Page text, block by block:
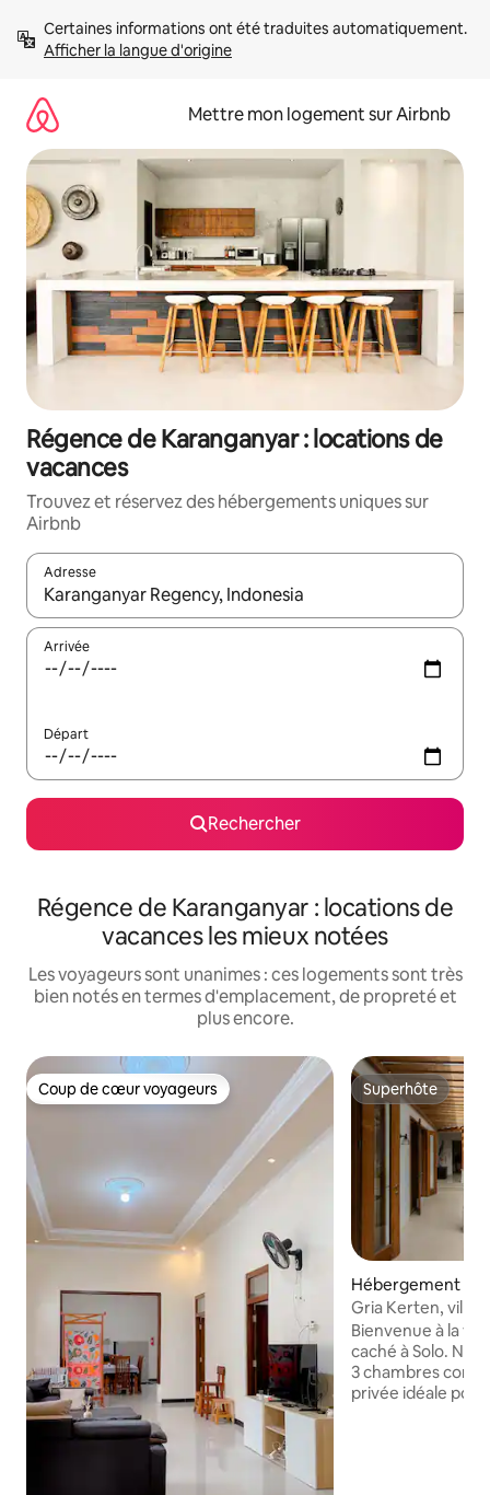
directement
Afficher la langue d'origine
Mettre mon logement sur Airbnb
Régence de Karanganyar : locations de
vacances
Trouvez et réservez des hébergements uniques sur
Airbnb
Adresse
Lorsque les résultats s'affichent, utilisez les flèches vers le
Arrivée
Départ
Rechercher
Régence de Karanganyar : locations de
vacances les mieux notées
Les voyageurs sont unanimes : ces logements sont très
bien notés en termes d'emplacement, de propreté et
plus encore.
Coup de cœur voyageurs
Coup de cœur voyageurs Superhôte
Superhôte
Hébergement ⋅
aweyan
Gria Kerten, villa
piscine Solo
Bienvenue à la
caché à Solo.
3 chambres
privée idéale pour